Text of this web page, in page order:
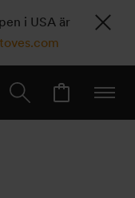
i USA är